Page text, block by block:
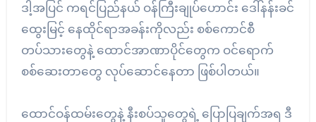
ဒါ့အပြင် ကရင်ပြည်နယ် ဝန်ကြီးချုပ်ဟောင်း ဒေါ်နန်းခင်
ထွေးမြင့် နေထိုင်ရာအခန်းကိုလည်း စစ်ကောင်စီ
တပ်သားတွေနဲ့ ထောင်အာဏာပိုင်တွေက ဝင်ရောက်
စစ်ဆေးတာတွေ လုပ်ဆောင်နေတာ ဖြစ်ပါတယ်။
ထောင်ဝန်ထမ်းတွေနဲ့ နီးစပ်သူတွေရဲ့ ပြောပြချက်အရ ဒီ